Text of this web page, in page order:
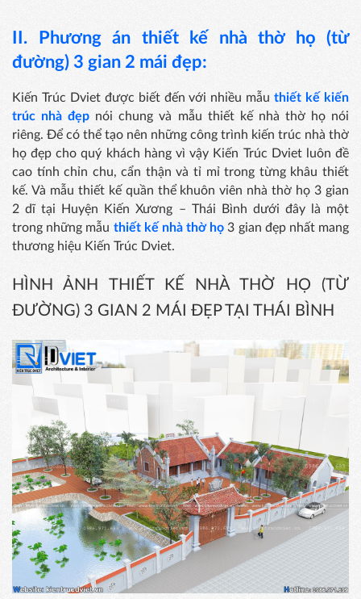
II. Phương án thiết kế nhà thờ họ (từ
đường) 3 gian 2 mái đẹp:
Kiến Trúc Dviet được biết đến với nhiều mẫuthiết kế kiến
trúc nhà đẹp nói chung và mẫu thiết kế nhà thờ họ nói
riêng. Để có thể tạo nên những công trình kiến trúc nhà thờ
họ đẹp cho quý khách hàng vì vậy Kiến Trúc Dviet luôn đề
cao tính chỉn chu, cẩn thận và tỉ mỉ trong từng khâu thiết
kế. Và mẫu thiết kế quần thể khuôn viên nhà thờ họ 3 gian
2 dĩ tại Huyện Kiến Xương – Thái Bình dưới đây là một
trong những mẫu thiết kế nhà thờ họ 3 gian đẹp nhất mang
thương hiệu Kiến Trúc Dviet.
HÌNH ẢNH THIẾT KẾ NHÀ THỜ HỌ (TỪ
ĐƯỜNG) 3 GIAN 2 MÁI ĐẸP TẠI THÁI BÌNH